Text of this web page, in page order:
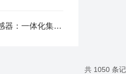
水质在线cod浊度传感器：一体化集成光路，减少设备维护周期
共 1050 条